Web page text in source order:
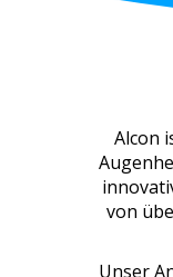
Alcon
von
Unser